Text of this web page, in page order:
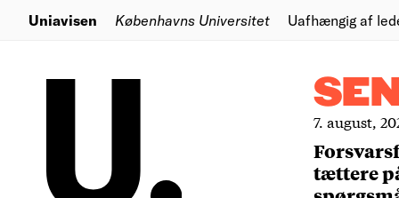
Uniavisen Københavns Universitet Uafhængig af
7. august,
tættere